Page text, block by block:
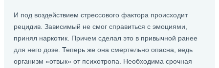
И под воздействием стрессового фактора происходит
рецидив. Зависимый не смог справиться с эмоциями,
принял наркотик. Причем сделал это в привычной ранее
для него дозе. Теперь же она смертельно опасна, ведь
организм «отвык» от психотропа. Необходима срочная